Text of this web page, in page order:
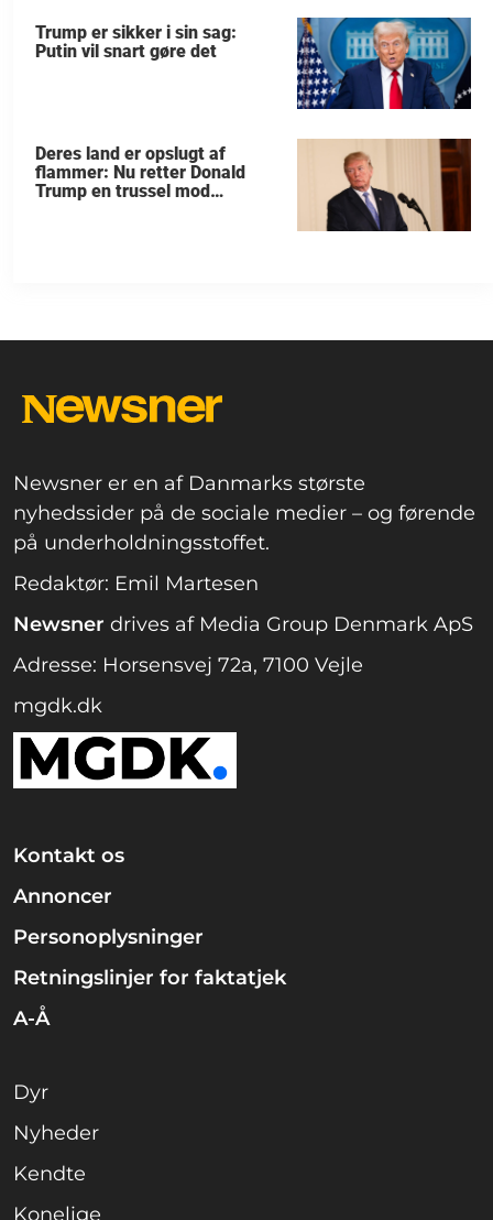
Trump er sikker i sin sag:
Putin vil snart gøre det
Deres land er opslugt af
flammer: Nu retter Donald
Trump en trussel mod
Newsner er en af Danmarks største
nyhedssider på de sociale medier – og førende
på underholdningsstoffet.
Redaktør: Emil Martesen
Newsner drives af Media Group Denmark ApS
Adresse: Horsensvej 72a, 7100 Vejle
mgdk.dk
Kontakt os
Annoncer
Personoplysninger
Retningslinjer for faktatjek
A-Å
Dyr
Nyheder
Kendte
Konelige